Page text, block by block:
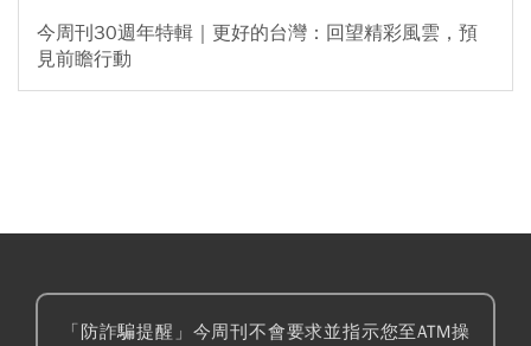
今周刊30週年特輯｜更好的台灣：回望精彩風雲，預
見前瞻行動
「防詐騙提醒」今周刊不會要求並指示您至ATM操